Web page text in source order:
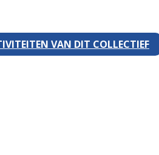
VAN DIT COLLECTIEF